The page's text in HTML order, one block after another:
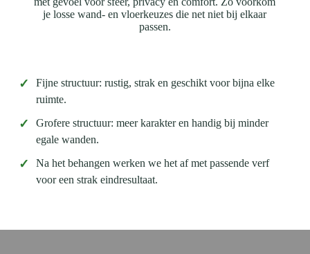
je losse wand- en vloerkeuzes die net niet bij elkaar
passen.
✓
Fijne structuur: rustig, strak en geschikt voor bijna elke
ruimte.
✓
Grofere structuur: meer karakter en handig bij minder
egale wanden.
✓
Na het behangen werken we het af met passende verf
voor een strak eindresultaat.